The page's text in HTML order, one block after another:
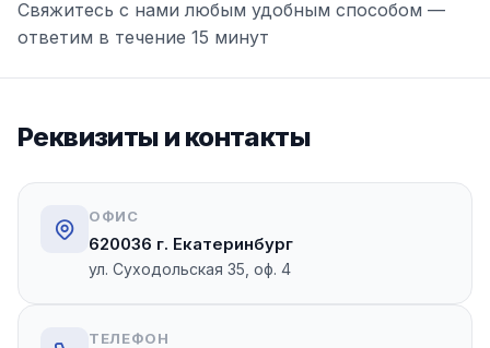
Свяжитесь с нами любым удобным способом —
ответим в течение 15 минут
Реквизиты и контакты
ОФИС
620036 г. Екатеринбург
ул. Суходольская 35, оф. 4
ТЕЛЕФОН